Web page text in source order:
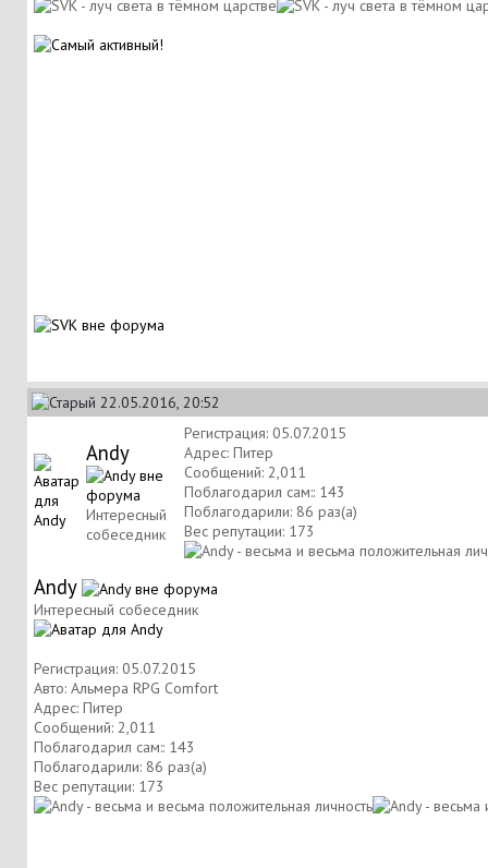
22.05.2016, 20:52
Andy
Интересный
собеседник
Регистрация: 05.07.2015
Адрес: Питер
Сообщений: 2,011
Поблагодарил сам:: 143
Поблагодарили: 86 раз(а)
Вес репутации: 173
Andy
Интересный собеседник
Регистрация: 05.07.2015
Авто: Альмера RPG Comfort
Адрес: Питер
Сообщений: 2,011
Поблагодарил сам:: 143
Поблагодарили: 86 раз(а)
Вес репутации: 173